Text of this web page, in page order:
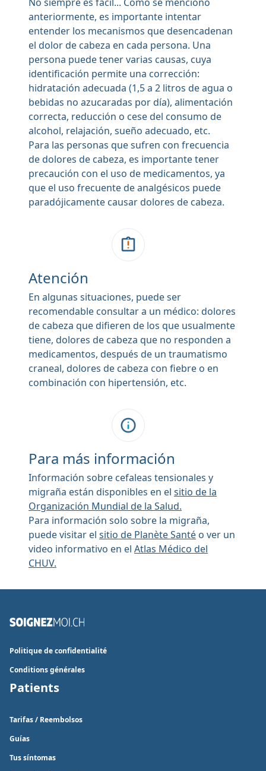
anteriormente, es importante intentar
entender los mecanismos que desencadenan
el dolor de cabeza en cada persona. Una
persona puede tener varias causas, cuya
identificación permite una corrección:
hidratación adecuada (1,5 a 2 litros de agua o
bebidas no azucaradas por día), alimentación
correcta, reducción o cese del consumo de
alcohol, relajación, sueño adecuado, etc.
Para las personas que sufren con frecuencia
de dolores de cabeza, es importante tener
precaución con el uso de medicamentos, ya
que el uso frecuente de analgésicos puede
paradójicamente causar dolores de cabeza.
Atención
En algunas situaciones, puede ser
recomendable consultar a un médico: dolores
de cabeza que difieren de los que usualmente
tiene, dolores de cabeza que no responden a
medicamentos, después de un traumatismo
craneal, dolores de cabeza con fiebre o en
combinación con hipertensión, etc.
Para más información
Información sobre cefaleas tensionales y
migraña están disponibles en el sitio de la
Organización Mundial de la Salud.
Para información solo sobre la migraña,
puede visitar el sitio de Planète Santé o ver un
video informativo en el Atlas Médico del
CHUV.
Politique de confidentialité
Conditions générales
Patients
Tarifas / Reembolsos
Guías
Tus síntomas